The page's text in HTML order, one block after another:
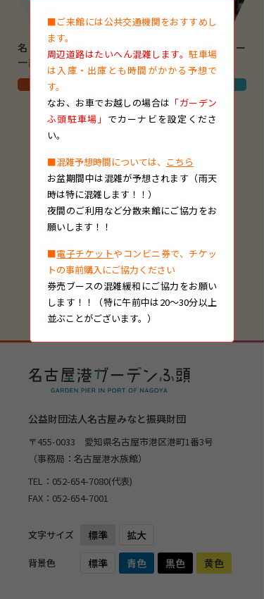
名古屋港ガーデンふ頭
一部施設の休館につ
…
名古屋港ポートビル
7月のしおかぜコンサー
トのお知らせ
公益財団法人名古屋みなと振興財団
〒455-0033 愛知県名古屋市港区港町1番3号
（事務局：名古屋港水族館）
TEL： 052-654-7080(代表)
FAX：052-654-7001
文字サイズ 標準 拡大
背景色 標準 青色 黒色 黄色
■ご来館には公共交通機関をおすすめし
ます。
周辺道路はたいへん混雑します。駐車場
は入庫・出庫とも時間がかかる予想で
す。
なお、 お車でお越しの場合は 「ガーデン
ふ頭駐車場」 でカーナビを設定くださ
い。
■混雑予想時間については、 こちら
お盆期間中は混雑が予想されます（雨天
時は特に混雑します！！）
夜間のご利用など分散来館にご協力をお
願いします！！
■電子チケットやコンビニ券で、チケッ
トの事前購入にご協力ください
券売ブースの混雑緩和にご協力をお願い
します！！（特に午前中は20～30分以上
並ぶことがございます。）